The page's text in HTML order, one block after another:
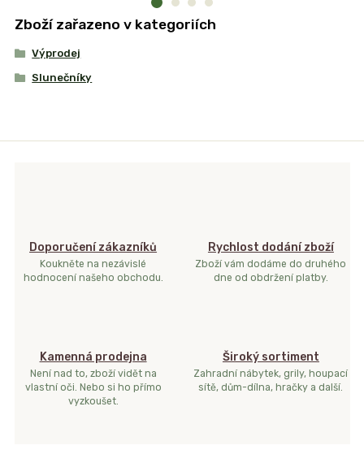
Zboží zařazeno v kategoriích
Výprodej
Slunečníky
Doporučení zákazníků
Koukněte na nezávislé
hodnocení našeho obchodu.
Rychlost dodání zboží
Zboží vám dodáme do druhého
dne od obdržení platby.
Kamenná prodejna
Není nad to, zboží vidět na
vlastní oči. Nebo si ho přímo
vyzkoušet.
Široký sortiment
Zahradní nábytek, grily, houpací
sítě, dům-dílna, hračky a další.